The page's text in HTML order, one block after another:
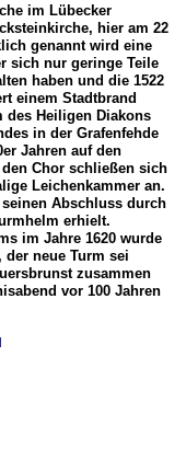
im Lübecker
hier am 22
genannt wird eine
sich nur geringe Teile
haben und die 1522
einem Stadtbrand
des Heiligen Diakons
in der Grafenfehde
Jahren auf den
Chor schließen sich
Leichenkammer an.
seinen Abschluss durch
erhielt.
im Jahre 1620 wurde
neue Turm sei
zusammen
vor 100 Jahren